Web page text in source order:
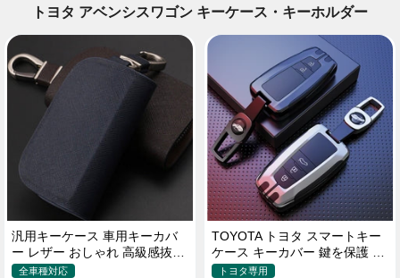
トヨタ アベンシスワゴン キーケース・キーホルダー
汎用キーケース 車用キーカバ
ー レザー おしゃれ 高級感抜群
ロゴオーダーメイド
全車種対応
TOYOTA トヨタ スマートキー
ケース キーカバー 鍵を保護 汚
れ防止 滑り止め
トヨタ専用